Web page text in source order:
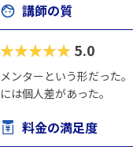
講師の質
★★★★★ 5.0
メンターという形だった
には個人差があった。
料金の満足度